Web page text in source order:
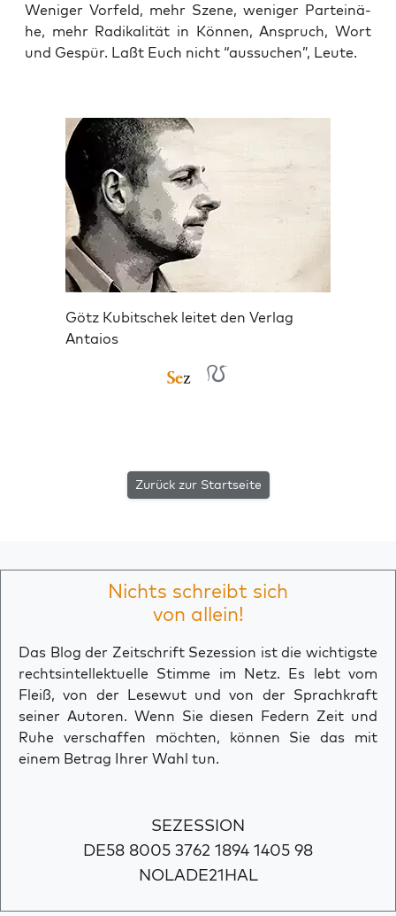
Weni­ger Vor­feld, mehr Sze­ne, weni­ger Par­tei­nä­
he, mehr Radi­ka­li­tät in Kön­nen, Anspruch, Wort
und Gespür. Laßt Euch nicht “aus­su­chen”, Leute.
Götz Kubitschek leitet den Verlag
Antaios
Zurück zur Startseite
Nichts schreibt sich
von allein!
Das Blog der Zeitschrift Sezession ist die wichtigste
rechtsintellektuelle Stimme im Netz. Es lebt vom
Fleiß, von der Lesewut und von der Sprachkraft
seiner Autoren. Wenn Sie diesen Federn Zeit und
Ruhe verschaffen möchten, können Sie das mit
einem Betrag Ihrer Wahl tun.
SEZESSION
DE58 8005 3762 1894 1405 98
NOLADE21HAL